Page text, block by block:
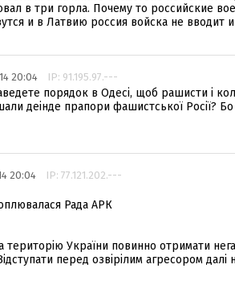
в три горла. Почему то российские
и в Латвию россия войска не вводит
20:04 IP: 91.195.97.---
порядок в Одесі, щоб рашисти і
деінде прапори фашистської Росії?
20:04 IP: 77.121.202.---
Рада АРК
України повинно отримати
перед озвірілим агресором далі